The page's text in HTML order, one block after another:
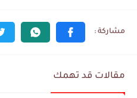
مقالات قد تهمك